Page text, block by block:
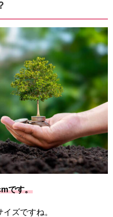
です。
ズですね。